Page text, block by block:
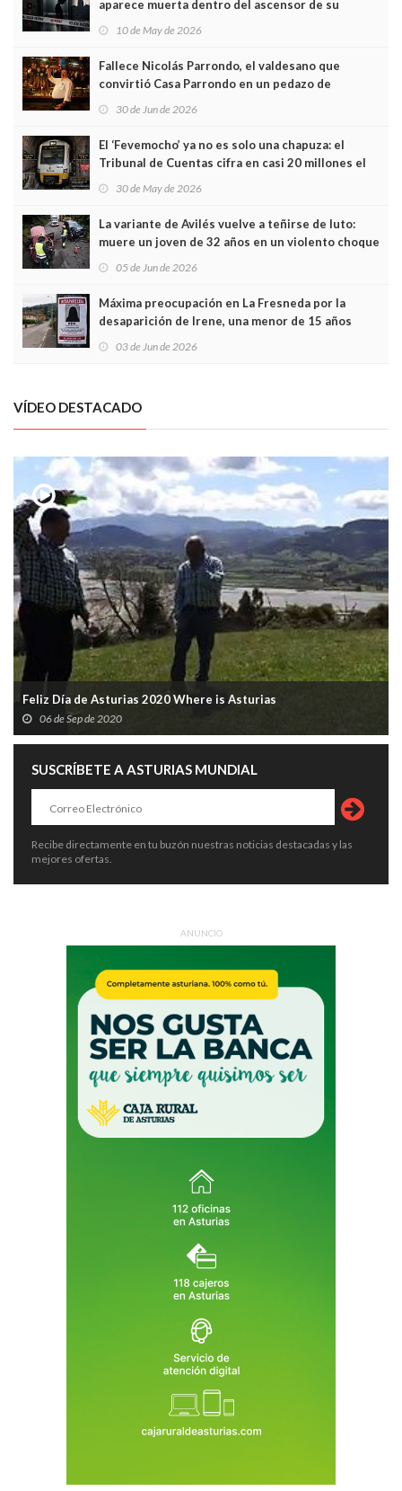
aparece muerta dentro del ascensor de su
edificio y las cámaras captan sus últimos minutos
10 de May de 2026
Fallece Nicolás Parrondo, el valdesano que
convirtió Casa Parrondo en un pedazo de
Asturias en Madrid
30 de Jun de 2026
El ‘Fevemocho’ ya no es solo una chapuza: el
Tribunal de Cuentas cifra en casi 20 millones el
sobrecoste de los trenes que no cabían por los
30 de May de 2026
La variante de Avilés vuelve a teñirse de luto:
muere un joven de 32 años en un violento choque
frontal
05 de Jun de 2026
Máxima preocupación en La Fresneda por la
desaparición de Irene, una menor de 15 años
03 de Jun de 2026
VÍDEO DESTACADO
Feliz Día de Asturias 2020 Where is Asturias
06 de Sep de 2020
SUSCRÍBETE A ASTURIAS MUNDIAL
Recibe directamente en tu buzón nuestras noticias destacadas y las
mejores ofertas.
ANUNCIO